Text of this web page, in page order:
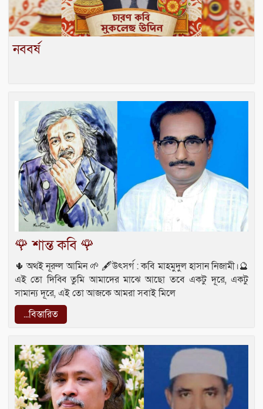
নববর্ষ
🌹 শান্ত কবি 🌹
🌵 অথই নূরুল আমিন 🌱 🖋উৎসর্গ : কবি মাহমুদুল হাসান নিজামী।🔮
এই তো দিব্বি তুমি আমাদের মাঝে আছো তবে একটু দূরে, একটু
সামান্য দূরে, এই তো আজকে আমরা সবাই মিলে
...বিস্তারিত